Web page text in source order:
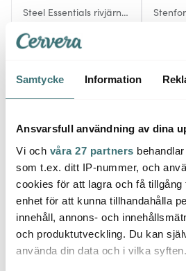
Samtycke Information
Ansvarsfull användning av dina
Vi och våra 27 partners
som t.ex. ditt IP-nummer, och
cookies för att lagra och få tillgång
enhet för att kunna tillhandahålla
innehåll, annons- och
och produktutveckling. Du kan
använda din data och i vilka syften.
Steel Essentials rivjärn
229 kr
Låt dig inspireras
Relaterade sidor